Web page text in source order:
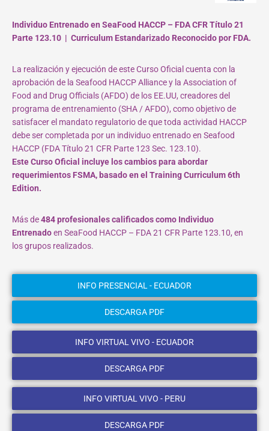
Individuo Entrenado en SeaFood HACCP – FDA CFR Título 21
Parte 123.10 | Curriculum Estandarizado Reconocido por FDA.
La realización y ejecución de este Curso Oficial cuenta con la
aprobación de la Seafood HACCP Alliance y la Association of
Food and Drug Officials (AFDO) de los EE.UU, creadores del
programa de entrenamiento (SHA / AFDO), como objetivo de
satisfacer el mandato regulatorio de que toda actividad HACCP
debe ser completada por un individuo entrenado en Seafood
HACCP (FDA Título 21 CFR Parte 123 Sec. 123.10).
Este Curso Oficial incluye los cambios para abordar
requerimientos FSMA, basado en el Training Curriculum 6th
Edition.
Más de484 profesionales calificados como Individuo
Entrenadoen SeaFood HACCP – FDA 21 CFR Parte 123.10, en
los grupos realizados.
INFO PRESENCIAL - ECUADOR
DESCARGA PDF
INFO VIRTUAL VIVO - ECUADOR
DESCARGA PDF
INFO VIRTUAL VIVO - PERU
DESCARGA PDF